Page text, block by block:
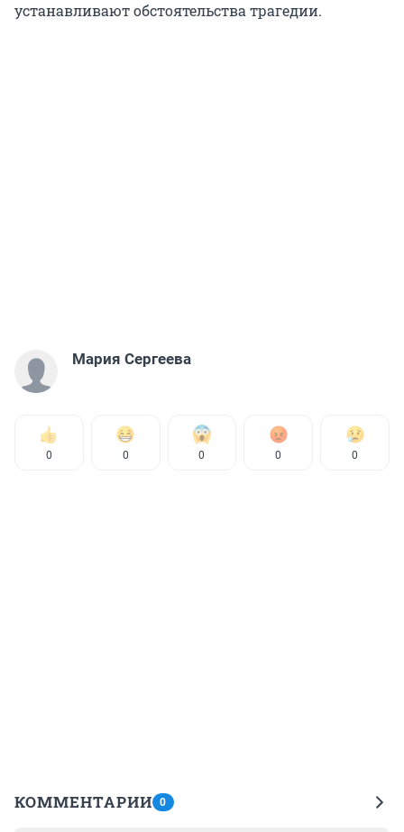
устанавливают обстоятельства трагедии.
Мария Сергеева
0 0 0 0 0
КОММЕНТАРИИ 0